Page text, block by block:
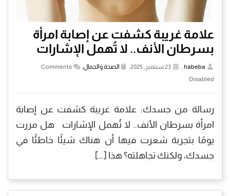
علامة غريبة كشفت عن إصابة امرأة
بسرطان الأنف.. لا تُهمل الإشارات
habeba الصحة والجمال
Comments
Disabled
رسالة من جسدك: علامة غريبة كشفت عن إصابة
امرأة بسرطان الأنف.. لا تُهمل الإشارات هل مررت
يومًا بتجربة شعرت فيها أن هناك شيئًا خاطئًا في
جسدك، ولكنك تجاهلته؟ هذا […]